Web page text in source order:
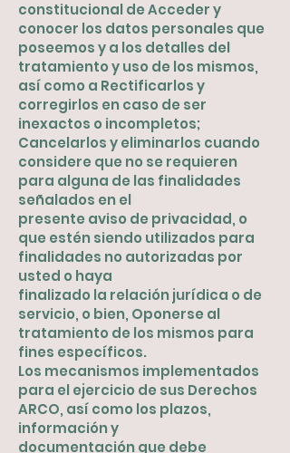
constitucional de Acceder y
conocer los datos personales que
poseemos y a los detalles del
tratamiento y uso de los mismos,
así como a Rectificarlos y
corregirlos en caso de ser
inexactos o incompletos;
Cancelarlos y eliminarlos cuando
considere que no se requieren
para alguna de las finalidades
señalados en el
presente aviso de privacidad, o
que estén siendo utilizados para
finalidades no autorizadas por
usted o haya
finalizado la relación jurídica o de
servicio, o bien, Oponerse al
tratamiento de los mismos para
fines específicos.
Los mecanismos implementados
para el ejercicio de sus Derechos
ARCO, así como los plazos,
información y
documentación que debe